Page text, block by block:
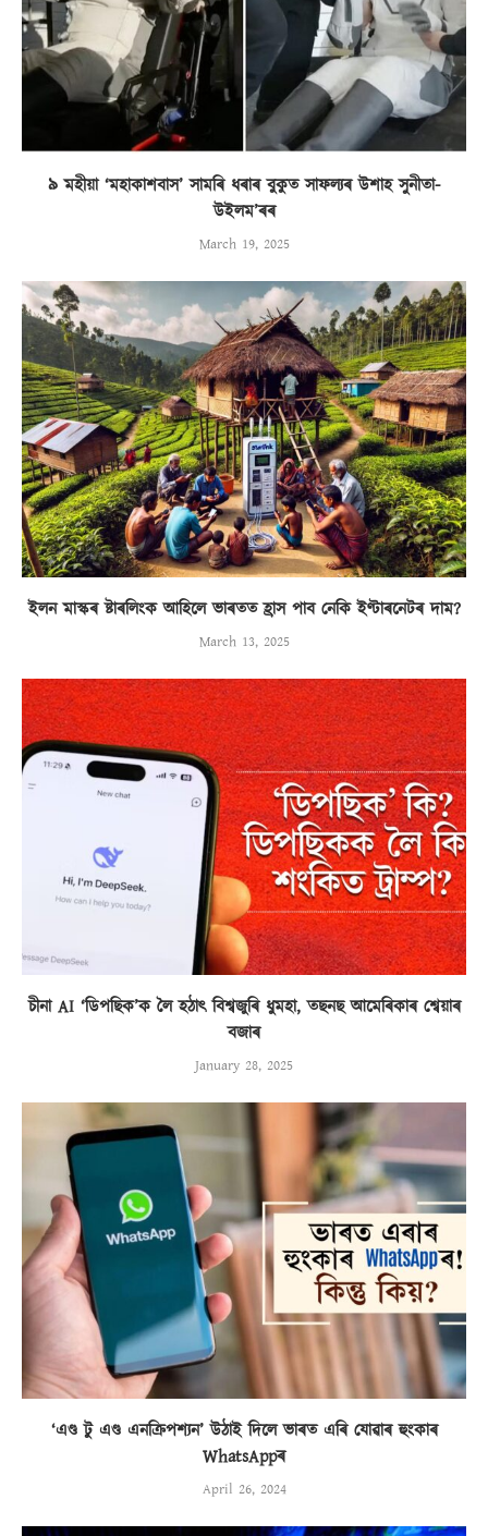
৯ মহীয়া ‘মহাকাশবাস’ সামৰি ধৰাৰ বুকুত সাফল্যৰ উশাহ সুনীতা-
উইলম’ৰৰ
March 19, 2025
ইলন মাস্কৰ ষ্টাৰলিংক আহিলে ভাৰতত হ্ৰাস পাব নেকি ইণ্টাৰনেটৰ দাম?
March 13, 2025
চীনা AI ‘ডিপছিক’ক লৈ হঠাৎ বিশ্বজুৰি ধুমহা, তছনছ আমেৰিকাৰ শ্বেয়াৰ
বজাৰ
January 28, 2025
‘এণ্ড টু এণ্ড এনক্ৰিপশ্যন’ উঠাই দিলে ভাৰত এৰি যোৱাৰ হুংকাৰ
WhatsAppৰ
April 26, 2024